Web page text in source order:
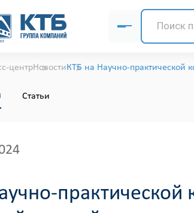
центрНовостиКТБ на Научно-практической
Статьи